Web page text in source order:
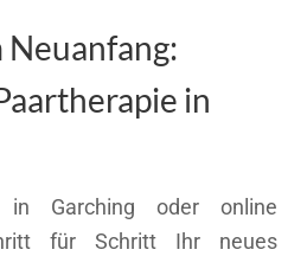
Neuanfang:
in
Garching oder online
für Schritt Ihr neues